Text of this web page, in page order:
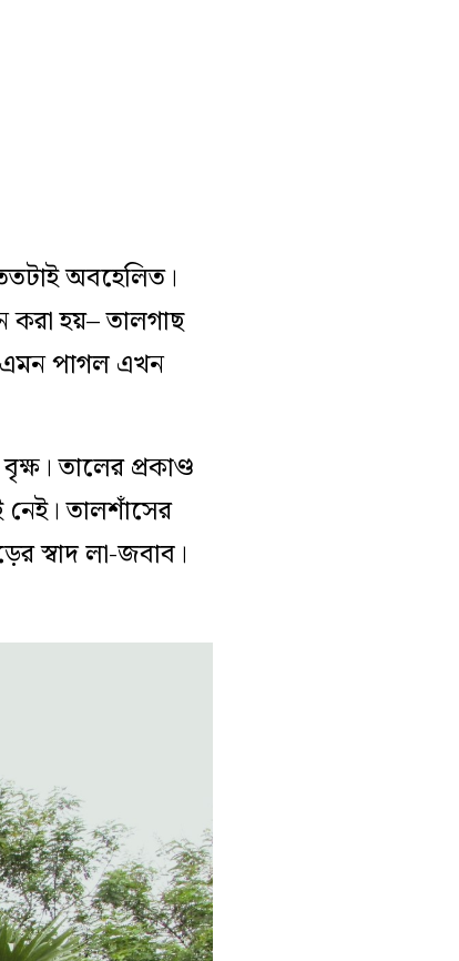
অবহেলিত।
হয়– তালগাছ
এমন পাগল এখন
তালের প্রকাণ্ড
তালশাঁসের
স্বাদ লা-জবাব।